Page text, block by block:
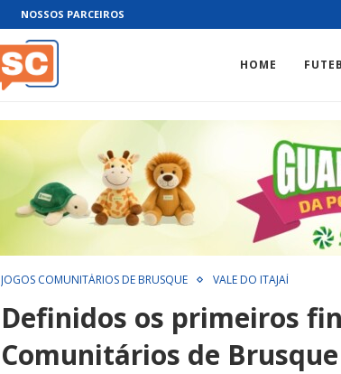
NOSSOS PARCEIROS
HOME
JOGOS COMUNITÁRIOS DE BRUSQUE VALE DO ITAJAÍ
Definidos os primeiros
Comunitários de Brusque